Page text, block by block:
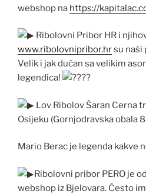
webshop na https://
Ribolovni Pribor HR i
www.ribolovnipribor.hrsu naši
Velik i jak dućan sa velikim
legendica!
Lov Ribolov Šaran Cerna
Osijeku (Gornjodravska obala
Mario Berac je legenda kakve
Ribolovni pribor PERO je
webshop iz Bjelovara. Često